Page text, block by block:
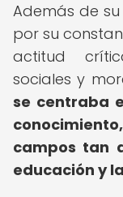
Además de
por su
actitud
sociales y
se centraba
campos tan
educación y